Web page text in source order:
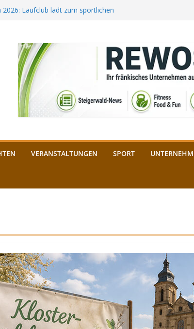
2026: Laufclub lädt zum sportlichen
aus Bamberg unterstützt die
bald: Das ist heuer geboten
Schlüsselfeld: Kreuzung ab 3.
VERANSTALTUNGEN SPORT